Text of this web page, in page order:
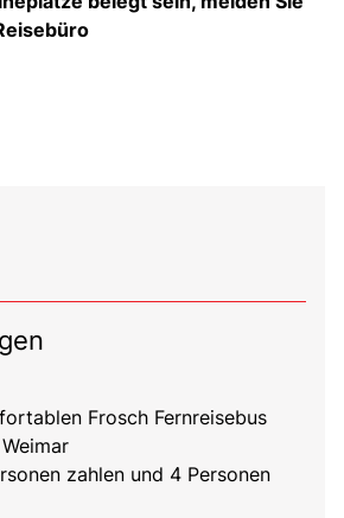
Frosch Fernreisebus
zahlen und 4 Personen